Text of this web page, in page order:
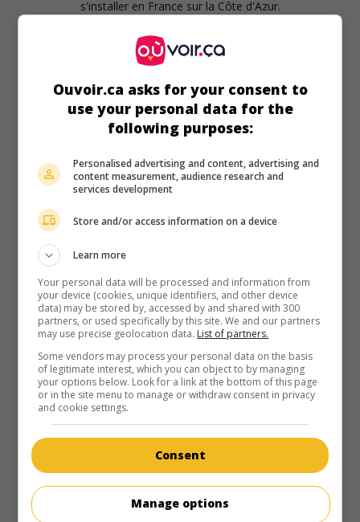
s'installer en France sur la Côte d'Azur.
La Débandade
Fr. 1999. Comédie de moeurs
Berri
Fanny Ardant,Claude Brasseur. Un commissaire-
priseur sexagénaire explore divers moyens pour régler de
récents problèmes d'érection.
Durée: 100 min.
Ouvoir.ca asks for your consent to
use your personal data for the
following purposes:
Personalised advertising and content, advertising and
content measurement, audience research and
services development
Store and/or access information on a device
Learn more
Your personal data will be processed and information from
your device (cookies, unique identifiers, and other device
data) may be stored by, accessed by and shared with 300
partners, or used specifically by this site. We and our partners
may use precise geolocation data. List of partners.
Some vendors may process your personal data on the basis
of legitimate interest, which you can object to by managing
your options below. Look for a link at the bottom of this page
or in the site menu to manage or withdraw consent in privacy
and cookie settings.
Consent
Manage options